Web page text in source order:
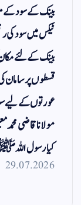
بینک کے سود
ٹیکس میں سود کی
بینک کے لئے مکان
قسطوں پر
عورتوں کے لیے
مولانا قاضی محمد
کیا رسول اللہ
29.07.2026